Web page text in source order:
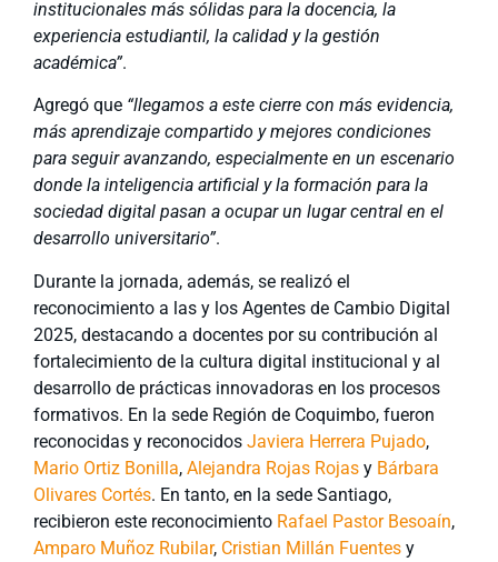
institucionales más sólidas para la docencia, la
experiencia estudiantil, la calidad y la gestión
académica”.
Agregó que “llegamos a este cierre con más evidencia,
más aprendizaje compartido y mejores condiciones
para seguir avanzando, especialmente en un escenario
donde la inteligencia artificial y la formación para la
sociedad digital pasan a ocupar un lugar central en el
desarrollo universitario”.
Durante la jornada, además, se realizó el
reconocimiento a las y los Agentes de Cambio Digital
2025, destacando a docentes por su contribución al
fortalecimiento de la cultura digital institucional y al
desarrollo de prácticas innovadoras en los procesos
formativos. En la sede Región de Coquimbo, fueron
reconocidas y reconocidos Javiera Herrera Pujado,
Mario Ortiz Bonilla, Alejandra Rojas Rojas y Bárbara
Olivares Cortés. En tanto, en la sede Santiago,
recibieron este reconocimiento Rafael Pastor Besoaín,
Amparo Muñoz Rubilar, Cristian Millán Fuentes y